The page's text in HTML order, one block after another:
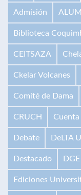
Admisión
Biblioteca
CEITSAZA
Ckelar Volcanes
Comité de Dama
CRUCH
Debate DeLTA
Destacado DGE
Ediciones